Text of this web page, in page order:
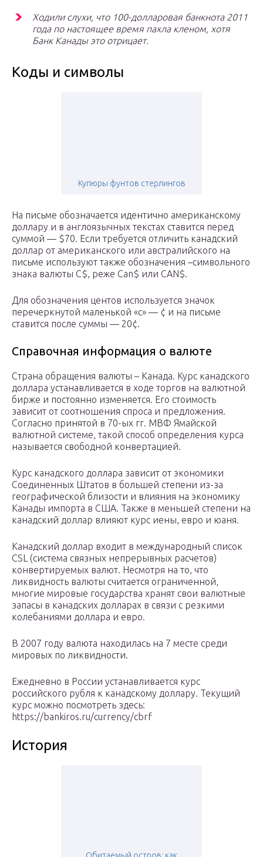
Ходили слухи, что 100-долларовая банкнота 2011
года по настоящее время пахла кленом, хотя
Банк Канады это отрицает.
Коды и символы
Купюры фунтов стерлингов
На письме обозначается идентично американскому
доллару и в англоязычных текстах ставится перед
суммой — $70. Если требуется отличить канадский
доллар от американского или австралийского на
письме используют также обозначения –символьного
знака валюты C$, реже Can$ или CAN$.
Для обозначения центов используется значок
перечеркнутой маленькой «с» — ¢ и на письме
ставится после суммы — 20¢.
Справочная информация о валюте
Страна обращения валюты – Канада. Курс канадского
доллара устанавливается в ходе торгов на валютной
бирже и постоянно изменяется. Его стоимость
зависит от соотношения спроса и предложения.
Согласно принятой в 70-ых гг. МВФ Ямайской
валютной системе, такой способ определения курса
называется свободной конвертацией.
Курс канадского доллара зависит от экономики
Соединенных Штатов в большей степени из-за
географической близости и влияния на экономику
Канады импорта в США. Также в меньшей степени на
канадский доллар влияют курс иены, евро и юаня.
Канадский доллар входит в международный список
CSL (система связных непрерывных расчетов)
конвертируемых валют. Несмотря на то, что
ликвидность валюты считается ограниченной,
многие мировые государства хранят свои валютные
запасы в канадских долларах в связи с резкими
колебаниями доллара и евро.
В 2007 году валюта находилась на 7 месте среди
мировых по ликвидности.
Ежедневно в России устанавливается курс
российского рубля к канадскому доллару. Текущий
курс можно посмотреть здесь:
https://bankiros.ru/currency/cbrf
История